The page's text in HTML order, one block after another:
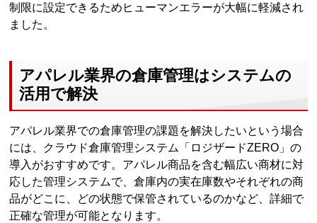
制限に設定できるためヒューマンエラーが大幅に軽減され
ました。
アパレル業界の倉庫管理はシステムの
活用で解決
アパレル業界での倉庫管理の課題を解決したいという場合
には、クラウド倉庫管理システム「ロジザードZERO」の
導入がおすすめです。アパレル商品を含む幅広い商材に対
応した管理システムで、倉庫内の実在庫数やそれぞれの商
品がどこに、どの状態で保管されているのかなど、詳細で
正確な管理が可能となります。